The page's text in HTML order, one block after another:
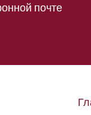
почте